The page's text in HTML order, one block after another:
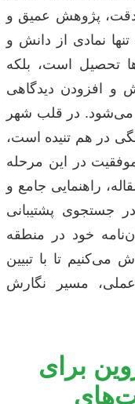
دقت، پژوهش عمیق و
نمادی از دانش و
است، بلکه
و افزودن دیدگاهی
در قلب شهر
در هم تنیده است،
در این مرحله
راهنمایی جامع و
جستجوی پشتیبانی
خود در منطقه
می‌کنیم تا با تبیین
مسیر نگارش
برای